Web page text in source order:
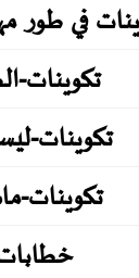
في طور
تكوينات-
تكوينات-
تكوينات-